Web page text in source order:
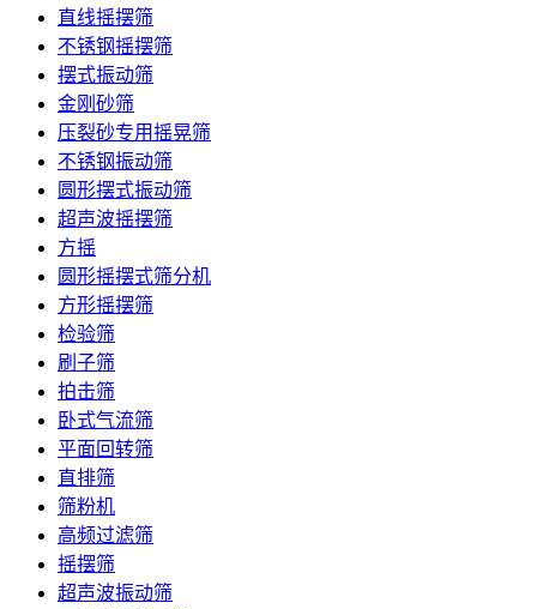
直线摇摆筛
不锈钢摇摆筛
摆式振动筛
金刚砂筛
压裂砂专用摇晃筛
不锈钢振动筛
圆形摆式振动筛
超声波摇摆筛
方摇
圆形摇摆式筛分机
方形摇摆筛
检验筛
刷子筛
拍击筛
卧式气流筛
平面回转筛
直排筛
筛粉机
高频过滤筛
摇摆筛
超声波振动筛